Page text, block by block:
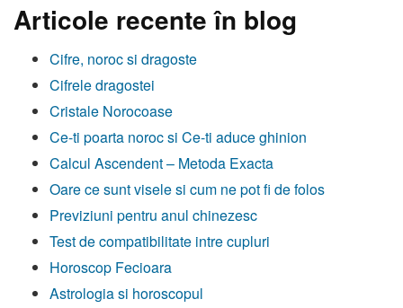
Articole recente în blog
Cifre, noroc si dragoste
Cifrele dragostei
Cristale Norocoase
Ce-ti poarta noroc si Ce-ti aduce ghinion
Calcul Ascendent – Metoda Exacta
Oare ce sunt visele si cum ne pot fi de folos
Previziuni pentru anul chinezesc
Test de compatibilitate intre cupluri
Horoscop Fecioara
Astrologia si horoscopul